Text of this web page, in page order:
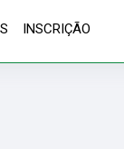
INSCRIÇÃO